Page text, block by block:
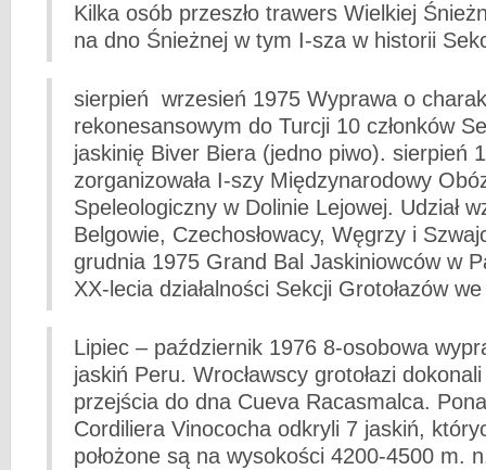
Kilka osób przeszło trawers Wielkiej
na dno Śnieżnej w tym I-sza w historii
sierpień ­ wrzesień 1975 Wyprawa o
rekonesansowym do Turcji 10 członków
jaskinię Biver Biera (jedno piwo). sierpień
zorganizowała I-szy Międzynarodowy
Speleologiczny w Dolinie Lejowej. Udział
Belgowie, Czechosłowacy, Węgrzy i
grudnia 1975 Grand Bal Jaskiniowców w
XX-lecia działalności Sekcji Grotołazów
Lipiec – październik 1976 8-osobowa
jaskiń Peru. Wrocławscy grotołazi
przejścia do dna Cueva Racasmalca.
Cordiliera Vinococha odkryli 7 jaskiń,
położone są na wysokości 4200-4500 m.